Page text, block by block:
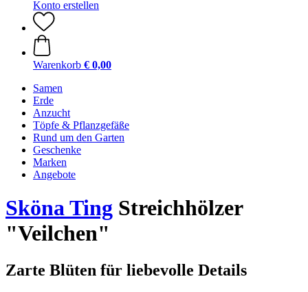
Konto erstellen
Warenkorb € 0,00
Samen
Erde
Anzucht
Töpfe & Pflanzgefäße
Rund um den Garten
Geschenke
Marken
Angebote
Sköna Ting Streichhölzer
"Veilchen"
Zarte Blüten für liebevolle Details